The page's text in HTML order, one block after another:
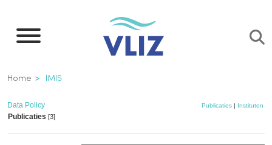
naar
inhoud
gaan
Kruimelpad
Home IMIS
Data Policy Publicaties | Instituten
Publicaties [3]